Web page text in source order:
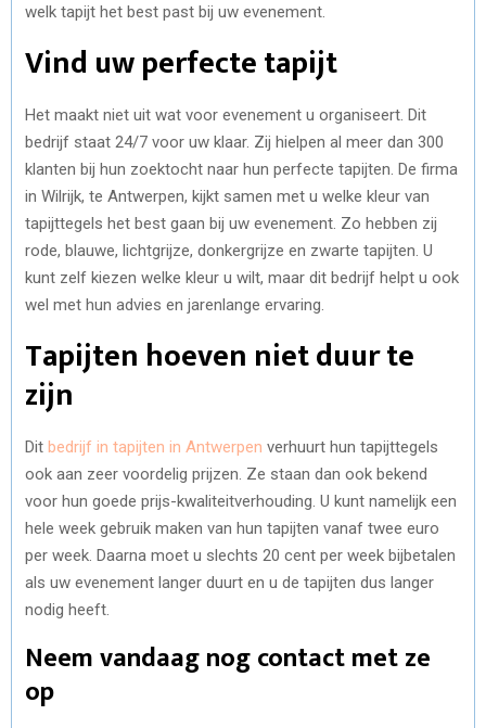
welk tapijt het best past bij uw evenement.
Vind uw perfecte tapijt
Het maakt niet uit wat voor evenement u organiseert. Dit
bedrijf staat 24/7 voor uw klaar. Zij hielpen al meer dan 300
klanten bij hun zoektocht naar hun perfecte tapijten. De firma
in Wilrijk, te Antwerpen, kijkt samen met u welke kleur van
tapijttegels het best gaan bij uw evenement. Zo hebben zij
rode, blauwe, lichtgrijze, donkergrijze en zwarte tapijten. U
kunt zelf kiezen welke kleur u wilt, maar dit bedrijf helpt u ook
wel met hun advies en jarenlange ervaring.
Tapijten hoeven niet duur te
zijn
Dit bedrijf in tapijten in Antwerpen verhuurt hun tapijttegels
ook aan zeer voordelig prijzen. Ze staan dan ook bekend
voor hun goede prijs-kwaliteitverhouding. U kunt namelijk een
hele week gebruik maken van hun tapijten vanaf twee euro
per week. Daarna moet u slechts 20 cent per week bijbetalen
als uw evenement langer duurt en u de tapijten dus langer
nodig heeft.
Neem vandaag nog contact met ze
op